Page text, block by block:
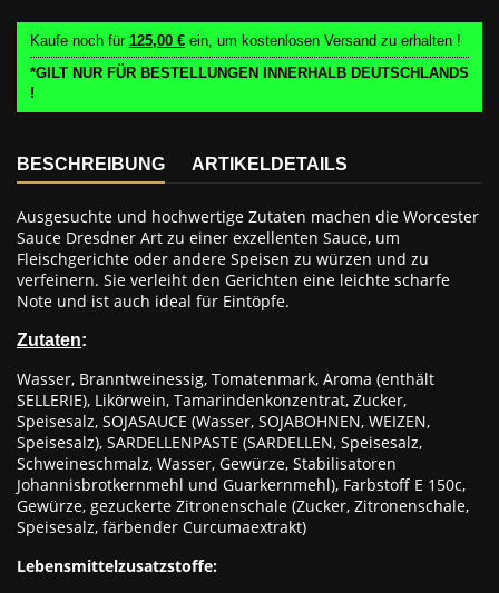
Kaufe noch für 125,00 € ein, um kostenlosen Versand zu erhalten !
*GILT NUR FÜR BESTELLUNGEN INNERHALB DEUTSCHLANDS
!
BESCHREIBUNG ARTIKELDETAILS
Ausgesuchte und hochwertige Zutaten machen die Worcester
Sauce Dresdner Art zu einer exzellenten Sauce, um
Fleischgerichte oder andere Speisen zu würzen und zu
verfeinern. Sie verleiht den Gerichten eine leichte scharfe
Note und ist auch ideal für Eintöpfe.
Zutaten:
Wasser, Branntweinessig, Tomatenmark, Aroma (enthält
SELLERIE), Likörwein, Tamarindenkonzentrat, Zucker,
Speisesalz, SOJASAUCE (Wasser, SOJABOHNEN, WEIZEN,
Speisesalz), SARDELLENPASTE (SARDELLEN, Speisesalz,
Schweineschmalz, Wasser, Gewürze, Stabilisatoren
Johannisbrotkernmehl und Guarkernmehl), Farbstoff E 150c,
Gewürze, gezuckerte Zitronenschale (Zucker, Zitronenschale,
Speisesalz, färbender Curcumaextrakt)
Lebensmittelzusatzstoffe: